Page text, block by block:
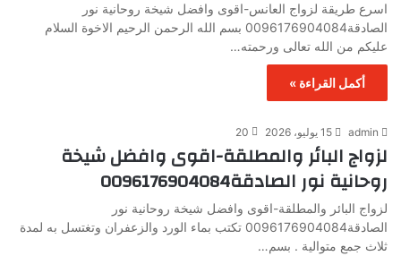
اسرع طريقة لزواج العانس-اقوى وافضل شيخة روحانية نور
الصادقة0096176904084 بسم الله الرحمن الرحيم الاخوة السلام
عليكم من الله تعالى ورحمته…
أكمل القراءة »
admin 15 يوليو، 2026 20
لزواج البائر والمطلقة-اقوى وافضل شيخة
روحانية نور الصادقة0096176904084
لزواج البائر والمطلقة-اقوى وافضل شيخة روحانية نور
الصادقة0096176904084 تكتب بماء الورد والزعفران وتغتسل به لمدة
ثلاث جمع متوالية . بسم…